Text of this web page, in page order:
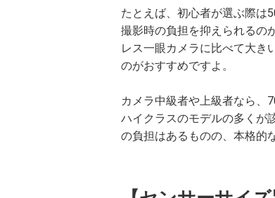
たとえば、初心者が選ぶ際は
撮影時の負担を抑えられるの
レス一眼カメラに比べて大き
のがおすすめですよ。
カメラ中級者や上級者なら、
ハイクラスのモデルの多くが
の負担はあるものの、本格的